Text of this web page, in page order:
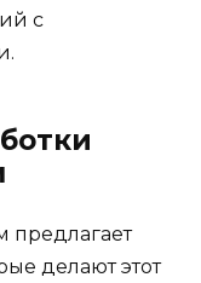
с
предлагает
делают этот